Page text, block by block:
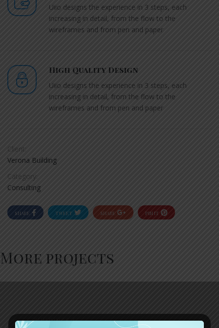
Uiio designs the experience in 3 steps, each
increasing in detail, from the flow to the
wireframes and from pen and paper
High Quality Design
Uiio designs the experience in 3 steps, each
increasing in detail, from the flow to the
wireframes and from pen and paper
Client:
Verona Building
Category:
Consulting
SHARE TWEET SHARE PIN IT
More projects
BUILDINGS /
CONSULTING /